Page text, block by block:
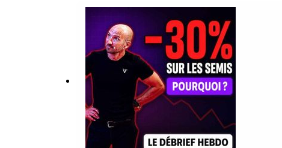
club, et aujourd'hui des coureurs qu'il
qui marche, ce qui ne marche pas, et
Honneur 💪xavier